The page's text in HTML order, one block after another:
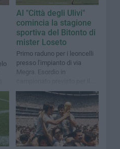
Al "Città degli Ulivi"
comincia la stagione
sportiva del Bitonto di
mister Loseto
Primo raduno per i leoncelli
presso l'impianto di via
Megra. Esordio in
prossimo 4 settembre